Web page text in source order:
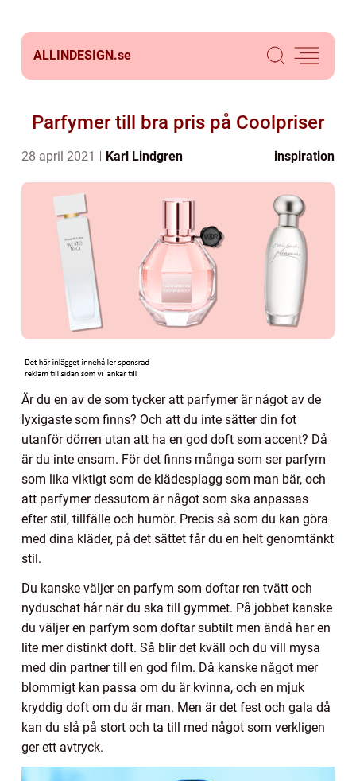
ALLINDESIGN.se
Parfymer till bra pris på Coolpriser
28 april 2021 Karl Lindgren inspiration
Är du en av de som tycker att parfymer är något av de
lyxigaste som finns? Och att du inte sätter din fot
utanför dörren utan att ha en god doft som accent? Då
är du inte ensam. För det finns många som ser parfym
som lika viktigt som de klädesplagg som man bär, och
att parfymer dessutom är något som ska anpassas
efter stil, tillfälle och humör. Precis så som du kan göra
med dina kläder, på det sättet får du en helt genomtänkt
stil.
Du kanske väljer en parfym som doftar ren tvätt och
nyduschat hår när du ska till gymmet. På jobbet kanske
du väljer en parfym som doftar subtilt men ändå har en
lite mer distinkt doft. Så blir det kväll och du vill mysa
med din partner till en god film. Då kanske något mer
blommigt kan passa om du är kvinna, och en mjuk
kryddig doft om du är man. Men är det fest och gala då
kan du slå på stort och ta till med något som verkligen
ger ett avtryck.